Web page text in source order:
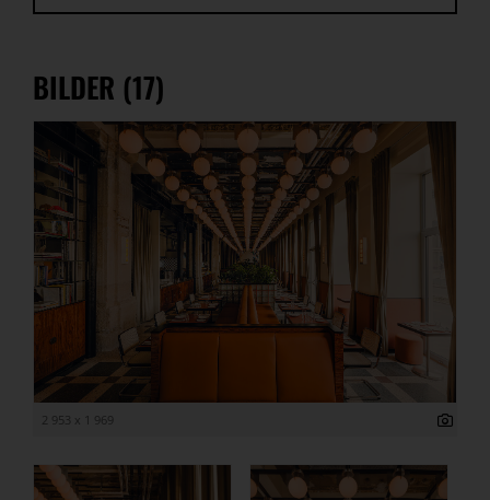
BILDER (17)
2 953 x 1 969